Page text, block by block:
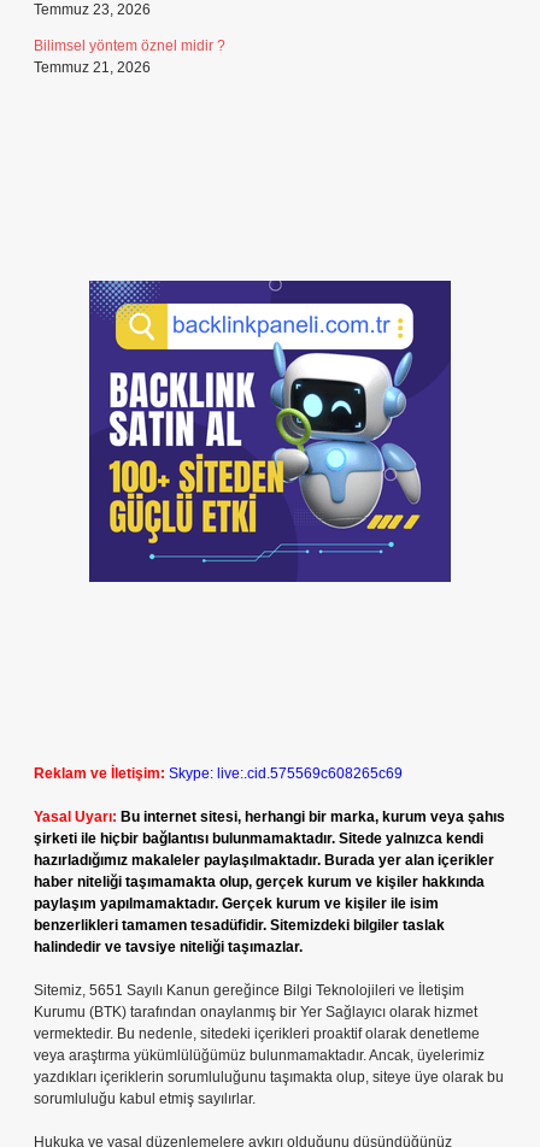
Temmuz 23, 2026
Bilimsel yöntem öznel midir ?
Temmuz 21, 2026
Reklam ve İletişim: Skype: live:.cid.575569c608265c69
Yasal Uyarı: Bu internet sitesi, herhangi bir marka, kurum veya şahıs
şirketi ile hiçbir bağlantısı bulunmamaktadır. Sitede yalnızca kendi
hazırladığımız makaleler paylaşılmaktadır. Burada yer alan içerikler
haber niteliği taşımamakta olup, gerçek kurum ve kişiler hakkında
paylaşım yapılmamaktadır. Gerçek kurum ve kişiler ile isim
benzerlikleri tamamen tesadüfidir. Sitemizdeki bilgiler taslak
halindedir ve tavsiye niteliği taşımazlar.
Sitemiz, 5651 Sayılı Kanun gereğince Bilgi Teknolojileri ve İletişim
Kurumu (BTK) tarafından onaylanmış bir Yer Sağlayıcı olarak hizmet
vermektedir. Bu nedenle, sitedeki içerikleri proaktif olarak denetleme
veya araştırma yükümlülüğümüz bulunmamaktadır. Ancak, üyelerimiz
yazdıkları içeriklerin sorumluluğunu taşımakta olup, siteye üye olarak bu
sorumluluğu kabul etmiş sayılırlar.
Hukuka ve yasal düzenlemelere aykırı olduğunu düşündüğünüz